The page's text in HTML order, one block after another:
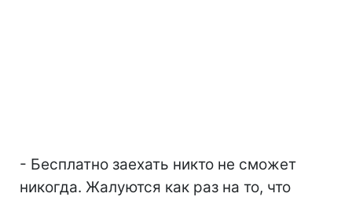
- Бесплатно заехать никто не сможет
никогда. Жалуются как раз на то, что